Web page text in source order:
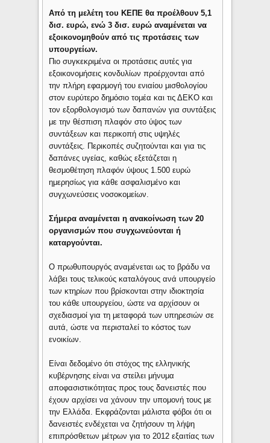
Από τη μελέτη του ΚΕΠΕ θα προέλθουν 5,1
δισ. ευρώ, ενώ 3 δισ. ευρώ αναμένεται να
εξοικονομηθούν από τις προτάσεις των
υπουργείων.
Πιο συγκεκριμένα οι προτάσεις αυτές για
εξοικονομήσεις κονδυλίων προέρχονται από
την πλήρη εφαρμογή του ενιαίου μισθολογίου
στον ευρύτερο δημόσιο τομέα και τις ΔΕΚΟ και
τον εξορθολογισμό των δαπανών για συντάξεις
με την θέσπιση πλαφόν στο ύψος των
συντάξεων και περικοπή στις υψηλές
συντάξεις. Περικοπές συζητούνται και για τις
δαπάνες υγείας, καθώς εξετάζεται η
θεσμοθέτηση πλαφόν ύψους 1.500 ευρώ
ημερησίως για κάθε ασφαλισμένο και
συγχωνεύσεις νοσοκομείων.
Σήμερα αναμένεται η ανακοίνωση των 20
οργανισμών που συγχωνεύονται ή
καταργούνται.
Ο πρωθυπουργός αναμένεται ως το βράδυ να
λάβει τους τελικούς καταλόγους ανά υπουργείο
των κτηρίων που βρίσκονται στην ιδιοκτησία
του κάθε υπουργείου, ώστε να αρχίσουν οι
σχεδιασμοί για τη μεταφορά των υπηρεσιών σε
αυτά, ώστε να περισταλεί το κόστος των
ενοικίων.
Είναι δεδομένο ότι στόχος της ελληνικής
κυβέρνησης είναι να στείλει μήνυμα
αποφασιστικότητας προς τους δανειστές που
έχουν αρχίσει να χάνουν την υπομονή τους με
την Ελλάδα. Εκφράζονται μάλιστα φόβοι ότι οι
δανειστές ενδέχεται να ζητήσουν τη λήψη
επιπρόσθετων μέτρων για το 2012 εξαιτίας των